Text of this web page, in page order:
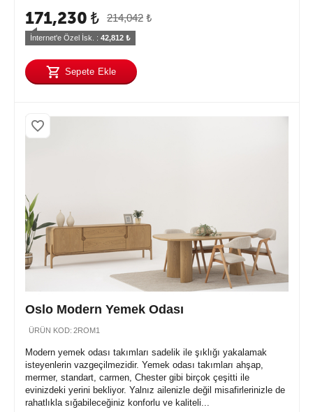
214,042 ₺
171,230 ₺
İnternet'e Özel İsk. : 42,812 ₺
Sepete Ekle
Oslo Modern Yemek Odası
ÜRÜN KOD: 2ROM1
Modern yemek odası takımları sadelik ile şıklığı yakalamak
isteyenlerin vazgeçilmezidir. Yemek odası takımları ahşap,
mermer, standart, carmen, Chester gibi birçok çeşitti ile
evinizdeki yerini bekliyor. Yalnız ailenizle değil misafirlerinizle de
rahatlıkla sığabileceğiniz konforlu ve kaliteli...